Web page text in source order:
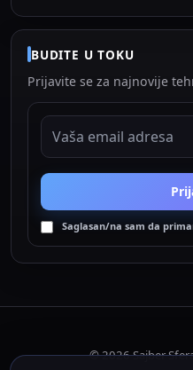
BUDITE U TOKU
Prijavite se za najnovije
EMAIL ADRESA
Saglasan/na sam da
© 2026 Sajber